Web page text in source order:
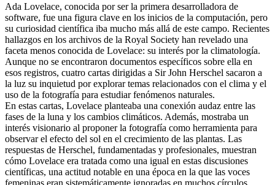
Ada Lovelace, conocida por ser la primera desarrolladora de
software, fue una figura clave en los inicios de la computación, pero
su curiosidad científica iba mucho más allá de este campo. Recientes
hallazgos en los archivos de la Royal Society han revelado una
faceta menos conocida de Lovelace: su interés por la climatología.
Aunque no se encontraron documentos específicos sobre ella en
esos registros, cuatro cartas dirigidas a Sir John Herschel sacaron a
la luz su inquietud por explorar temas relacionados con el clima y el
uso de la fotografía para estudiar fenómenos naturales.
En estas cartas, Lovelace planteaba una conexión audaz entre las
fases de la luna y los cambios climáticos. Además, mostraba un
interés visionario al proponer la fotografía como herramienta para
observar el efecto del sol en el crecimiento de las plantas. Las
respuestas de Herschel, fundamentadas y profesionales, muestran
cómo Lovelace era tratada como una igual en estas discusiones
científicas, una actitud notable en una época en la que las voces
femeninas eran sistemáticamente ignoradas en muchos círculos